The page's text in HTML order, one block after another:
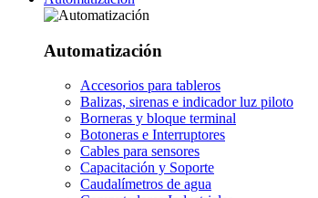
Automatización
Accesorios para tableros
Balizas, sirenas e indicador luz piloto
Borneras y bloque terminal
Botoneras e Interruptores
Cables para sensores
Capacitación y Soporte
Caudalímetros de agua